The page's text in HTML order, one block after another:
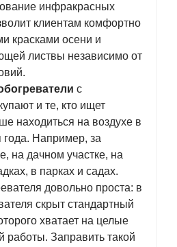
инфракрасных
клиентам комфортно
красками осени и
листвы независимо от
с
и те, кто ищет
находиться на воздухе в
Например, за
на дачном участке, на
в парках и садах.
довольно проста: в
скрыт стандартный
хватает на целые
работы. Заправить такой